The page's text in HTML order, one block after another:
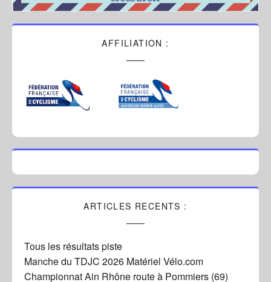
AFFILIATION :
ARTICLES RECENTS :
Tous les résultats piste
Manche du TDJC 2026 Matériel Vélo.com
Championnat Ain Rhône route à Pommiers (69)